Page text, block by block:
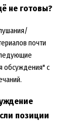
не готовы?
почти
обсуждения" с
позиции